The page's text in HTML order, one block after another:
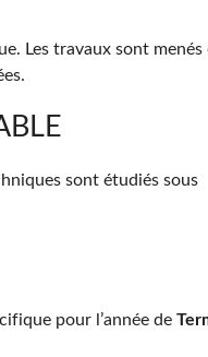
Les travaux sont menés
sont étudiés sous
pour l’année de